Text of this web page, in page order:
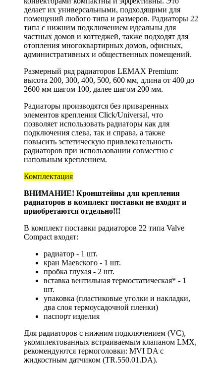
делает их универсальными, подходящими для
помещений любого типа и размеров. Радиаторы 22
типа с нижним подключением идеальны для
частных домов и коттеджей, также подходят для
отопления многоквартирных домов, офисных,
административных и общественных помещений.
Размерный ряд радиаторов LEMAX Premium:
высота 200, 300, 400, 500, 600 мм, длина от 400 до
2600 мм шагом 100, далее шагом 200 мм.
Радиаторы производятся без приваренных
элементов крепления Click/Universal, что
позволяет использовать радиаторы как для
подключения слева, так и справа, а также
повысить эстетическую привлекательность
радиаторов при использовании совместно с
напольным креплением.
Комплектация
ВНИМАНИЕ! Кронштейны для крепления
радиаторов в комплект поставки не входят и
приобретаются отдельно!!!
В комплект поставки радиаторов 22 типа Valve
Compact входят:
радиатор - 1 шт.
кран Маевского - 1 шт.
пробка глухая - 2 шт.
вставка вентильная термостатическая* - 1
шт.
упаковка (пластиковые уголки и накладки,
два слоя термоусадочной пленки)
паспорт изделия
Для радиаторов с нижним подключением (VC),
укомплектованных встраиваемым клапаном LMX,
рекомендуются термоголовки: MVI DA с
жидкостным датчиком (TR.550.01.DA).